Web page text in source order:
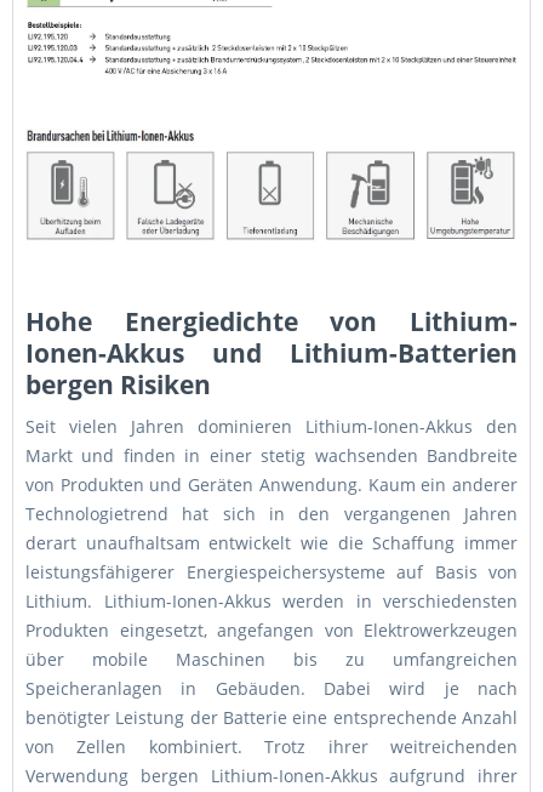
Hohe Energiedichte von Lithium-
Ionen-Akkus und Lithium-Batterien
bergen Risiken
Seit vielen Jahren dominieren Lithium-Ionen-Akkus den
Markt und finden in einer stetig wachsenden Bandbreite
von Produkten und Geräten Anwendung. Kaum ein anderer
Technologietrend hat sich in den vergangenen Jahren
derart unaufhaltsam entwickelt wie die Schaffung immer
leistungsfähigerer Energiespeichersysteme auf Basis von
Lithium. Lithium-Ionen-Akkus werden in verschiedensten
Produkten eingesetzt, angefangen von Elektrowerkzeugen
über mobile Maschinen bis zu umfangreichen
Speicheranlagen in Gebäuden. Dabei wird je nach
benötigter Leistung der Batterie eine entsprechende Anzahl
von Zellen kombiniert. Trotz ihrer weitreichenden
Verwendung bergen Lithium-Ionen-Akkus aufgrund ihrer